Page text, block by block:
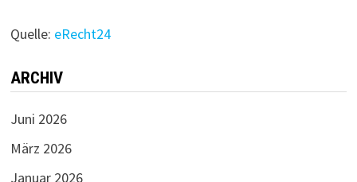
Quelle: eRecht24
ARCHIV
Juni 2026
März 2026
Januar 2026